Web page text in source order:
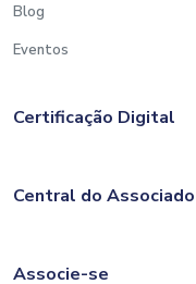
Blog
Eventos
Certificação Digital
Central do Associado
Associe-se